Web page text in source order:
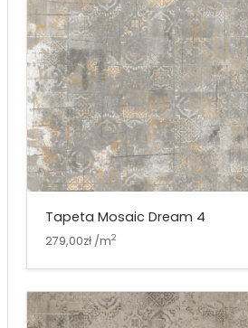
Tapeta Mosaic Dream 4
279,00zł /m2